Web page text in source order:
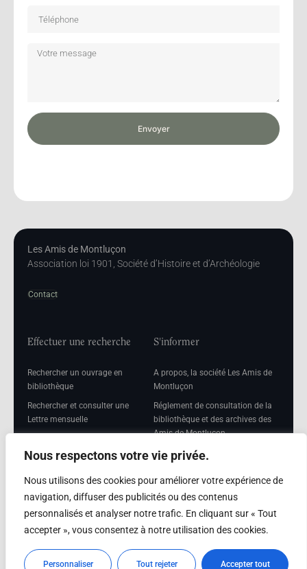
Nous respectons votre vie privée.
Nous utilisons des cookies pour améliorer votre expérience de
navigation, diffuser des publicités ou des contenus
personnalisés et analyser notre trafic. En cliquant sur « Tout
accepter », vous consentez à notre utilisation des cookies.
Personnaliser Tout rejeter Accepter tout
Envoyer
Les Amis de Montluçon
Association loi 1901, Société d’Histoire et d’Archéologie
Contact
Effectuer une recherche
Rechercher un ouvrage en
bibliothèque
Rechercher et consulter une
Lettre mensuelle
mensuelle
S'informer
A propos, la société Les Amis de
Montluçon
Réglement de consultation de la
bibliothèque et des archives des
Amis de Montluçon
Mentions légales
Adhérer